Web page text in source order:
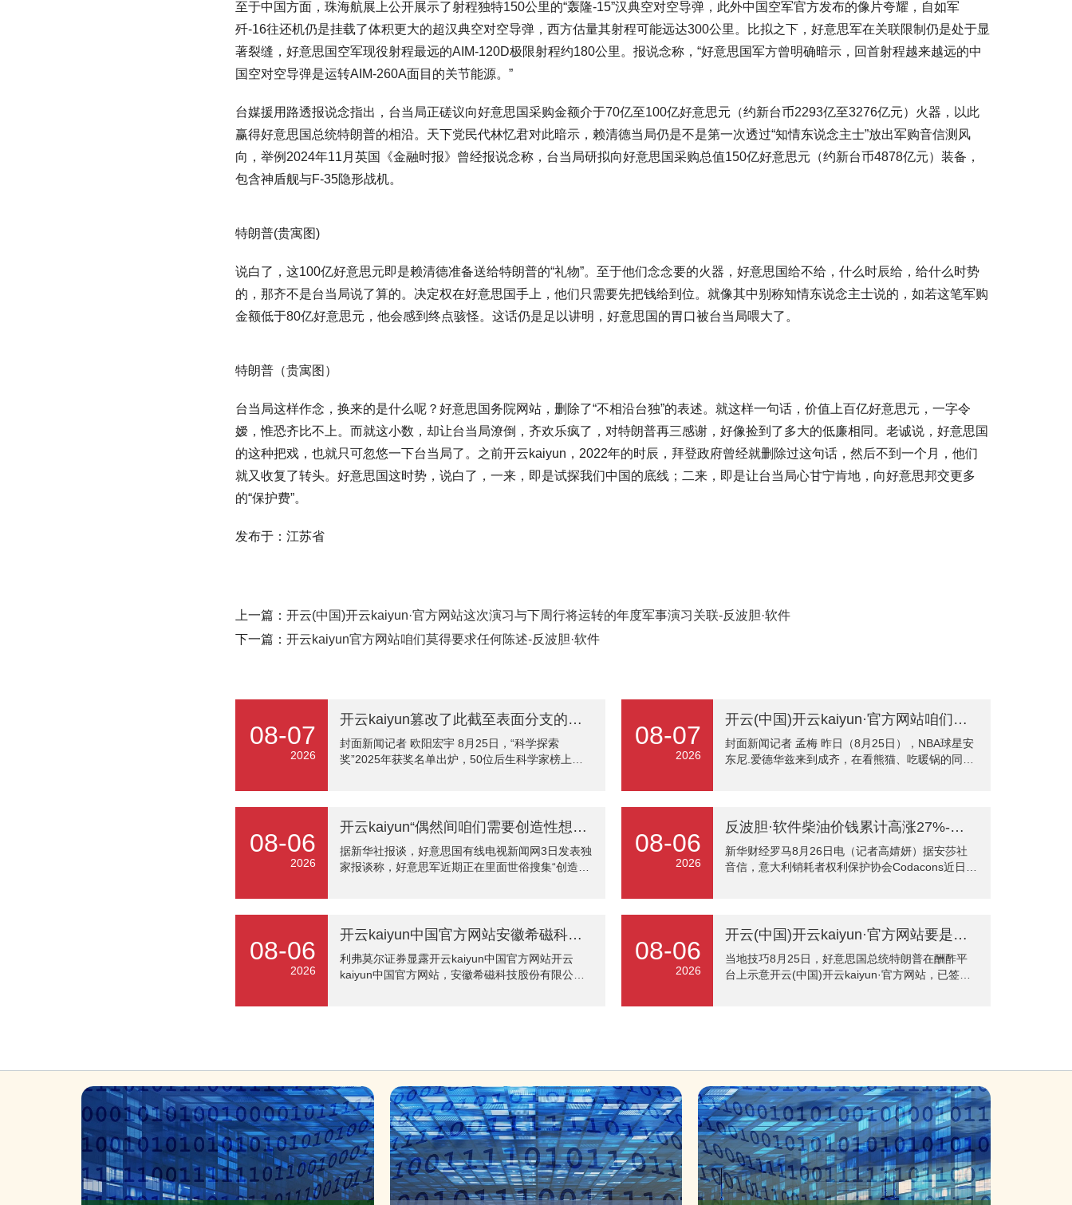
至于中国方面，珠海航展上公开展示了射程独特150公里的“轰隆-15”汉典空对空导弹，此外中国空军官方发布的像片夸耀，自如军
歼-16往还机仍是挂载了体积更大的超汉典空对空导弹，西方估量其射程可能远达300公里。比拟之下，好意思军在关联限制仍是处于显
著裂缝，好意思国空军现役射程最远的AIM-120D极限射程约180公里。报说念称，“好意思国军方曾明确暗示，回首射程越来越远的中
国空对空导弹是运转AIM-260A面目的关节能源。”
台媒援用路透报说念指出，台当局正磋议向好意思国采购金额介于70亿至100亿好意思元（约新台币2293亿至3276亿元）火器，以此
赢得好意思国总统特朗普的相沿。天下党民代林忆君对此暗示，赖清德当局仍是不是第一次透过“知情东说念主士”放出军购音信测风
向，举例2024年11月英国《金融时报》曾经报说念称，台当局研拟向好意思国采购总值150亿好意思元（约新台币4878亿元）装备，
包含神盾舰与F-35隐形战机。
特朗普(贵寓图)
说白了，这100亿好意思元即是赖清德准备送给特朗普的“礼物”。至于他们念念要的火器，好意思国给不给，什么时辰给，给什么时势
的，那齐不是台当局说了算的。决定权在好意思国手上，他们只需要先把钱给到位。就像其中别称知情东说念主士说的，如若这笔军购
金额低于80亿好意思元，他会感到终点骇怪。这话仍是足以讲明，好意思国的胃口被台当局喂大了。
特朗普（贵寓图）
台当局这样作念，换来的是什么呢？好意思国务院网站，删除了“不相沿台独”的表述。就这样一句话，价值上百亿好意思元，一字令
嫒，惟恐齐比不上。而就这小数，却让台当局潦倒，齐欢乐疯了，对特朗普再三感谢，好像捡到了多大的低廉相同。老诚说，好意思国
的这种把戏，也就只可忽悠一下台当局了。之前开云kaiyun，2022年的时辰，拜登政府曾经就删除过这句话，然后不到一个月，他们
就又收复了转头。好意思国这时势，说白了，一来，即是试探我们中国的底线；二来，即是让台当局心甘宁肯地，向好意思邦交更多
的“保护费”。
发布于：江苏省
上一篇：开云(中国)开云kaiyun·官方网站这次演习与下周行将运转的年度军事演习关联-反波胆·软件
下一篇：开云kaiyun官方网站咱们莫得要求任何陈述-反波胆·软件
08-07
2026
开云kaiyun篡改了此截至表面分支的面庞-反波胆·软件
封面新闻记者 欧阳宏宇 8月25日，“科学探索
奖”2025年获奖名单出炉，50位后生科学家榜上闻
学院培植吕琦得到数学物理学限制奖项；他亦然四
川省惟一入选者。 据了解，2025年“科学探索奖”的
50位获奖东谈主来自15个城市的33家机构。其中，
中国科学院（含中国科学时代大学5东谈主）共计
08-07
2026
开云(中国)开云kaiyun·官方网站咱们但愿把它第二代的首披发到这个城市内部-反波胆·软件
封面新闻记者 孟梅 昨日（8月25日），NBA球星安
东尼.爱德华兹来到成齐，在看熊猫、吃暖锅的同
区畅通先锋品牌营销副总裁卢震瀚在继承记者采访
的创意十分适合蓉城的气质。 “爱德华兹昨天去了上
海的一个比赛之后，把第一代的球鞋（AE 1），用
08-06
2026
开云kaiyun“偶然间咱们需要创造性想维-反波胆·软件
据新华社报谈，好意思国有线电视新闻网3日发表独
家报谈称，好意思军近期正在里面世俗搜集“创造性
好意思军中央司令部谍报部门别称官员上周向大量
军方分析师发送电子邮件，骨子是“咱们正寻求创造
性且相称规的新形状施压和刑事包袱伊朗”。另别称
知情东谈主士阐述此事，并暗示好意思军中央司令
08-06
2026
反波胆·软件柴油价钱累计高涨27%-反波胆·软件
新华财经罗马8月26日电（记者高婧妍）据安莎社
音信，意大利销耗者权利保护协会Codacons近日示
寰球加油站的汽油平均价钱为每升1.701欧元，柴油
为每升1.631欧元。比较之下，2020年同时，汽油
价钱为每升1.398欧元，柴油为1.284欧元。
Codacons指出，这么的涨幅，在数百万次汽车出行
08-06
2026
开云kaiyun中国官方网站安徽希磁科技股份有限公司向港交所提交上市请求书-反波胆·软件
利弗莫尔证券显露开云kaiyun中国官方网站开云
kaiyun中国官方网站，安徽希磁科技股份有限公司
08-06
2026
开云(中国)开云kaiyun·官方网站要是好意思国联邦储备委员会理事莉萨·库克不去职-反波胆·软件
当地技巧8月25日，好意思国总统特朗普在酬酢平
台上示意开云(中国)开云kaiyun·官方网站，已签署
处房产陈说为其“主要住宅”以获得更优惠贷款利率
开云(中国)开云kaiyun·官方网站，并向法则部提交
一份刑事指控。特朗普今日晚些技巧在酬酢媒体上
转发干系报谈并称“库